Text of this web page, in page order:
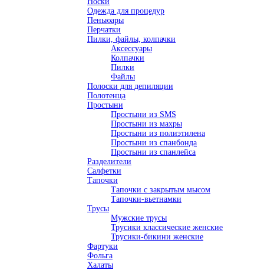
Одежда для процедур
Пеньюары
Перчатки
Пилки, файлы, колпачки
Аксессуары
Колпачки
Пилки
Файлы
Полоски для депиляции
Полотенца
Простыни
Простыни из SMS
Простыни из махры
Простыни из полиэтилена
Простыни из спанбонда
Простыни из спанлейса
Разделители
Салфетки
Тапочки
Тапочки с закрытым мысом
Тапочки-вьетнамки
Трусы
Мужские трусы
Трусики классические женские
Трусики-бикини женские
Фартуки
Фольга
Халаты